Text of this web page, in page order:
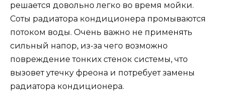
решается довольно легко во время мойки.
Соты радиатора кондиционера промываются
потоком воды. Очень важно не применять
сильный напор, из-за чего возможно
повреждение тонких стенок системы, что
вызовет утечку фреона и потребует замены
радиатора кондиционера.